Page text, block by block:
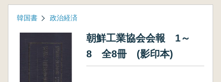
韓国書 政治経済
朝鮮工業協会会報 1～
8 全8冊 (影印本)